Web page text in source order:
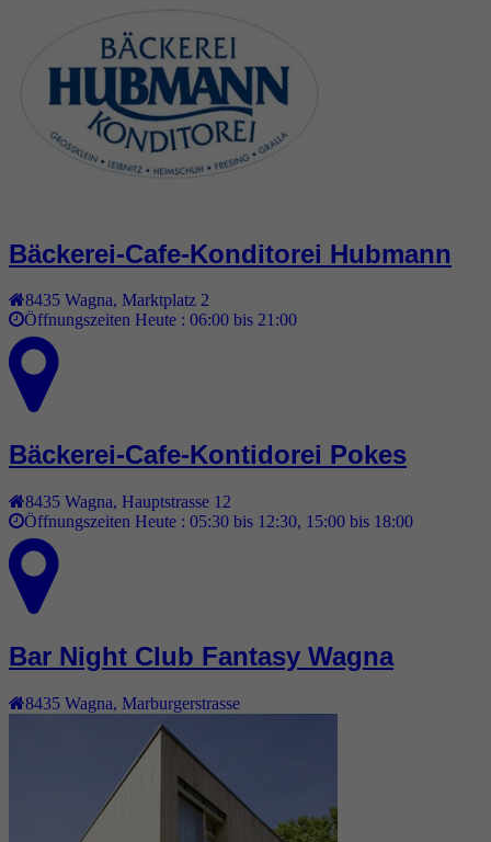
Bäckerei-Cafe-Konditorei Hubmann
8435 Wagna, Marktplatz 2
Öffnungszeiten Heute : 06:00 bis 21:00
Bäckerei-Cafe-Kontidorei Pokes
8435 Wagna, Hauptstrasse 12
Öffnungszeiten Heute : 05:30 bis 12:30, 15:00 bis 18:00
Bar Night Club Fantasy Wagna
8435 Wagna Marburgerstrasse